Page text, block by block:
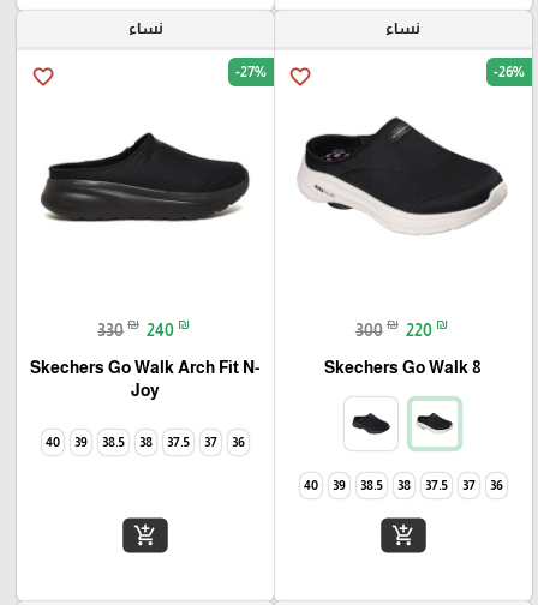
نساء
favorite_border -26%
300 ₪ 220 ₪
Skechers Go Walk 8
36
37
37.5
38
38.5
39
40
add_shopping_cart
نساء
favorite_border -27%
330 ₪ 240 ₪
Skechers Go Walk Arch Fit N-
Joy
36
37
37.5
38
38.5
39
40
add_shopping_cart